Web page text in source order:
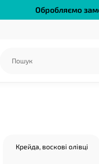
Обробляємо
Крейда, воскові олівці